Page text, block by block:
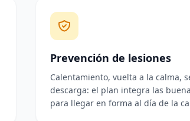
Prevención de lesiones
Calentamiento, vuelta a la calma,
descarga: el plan integra las
para llegar en forma al día de la